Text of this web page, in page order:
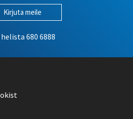
Kirjuta meile
680 6888